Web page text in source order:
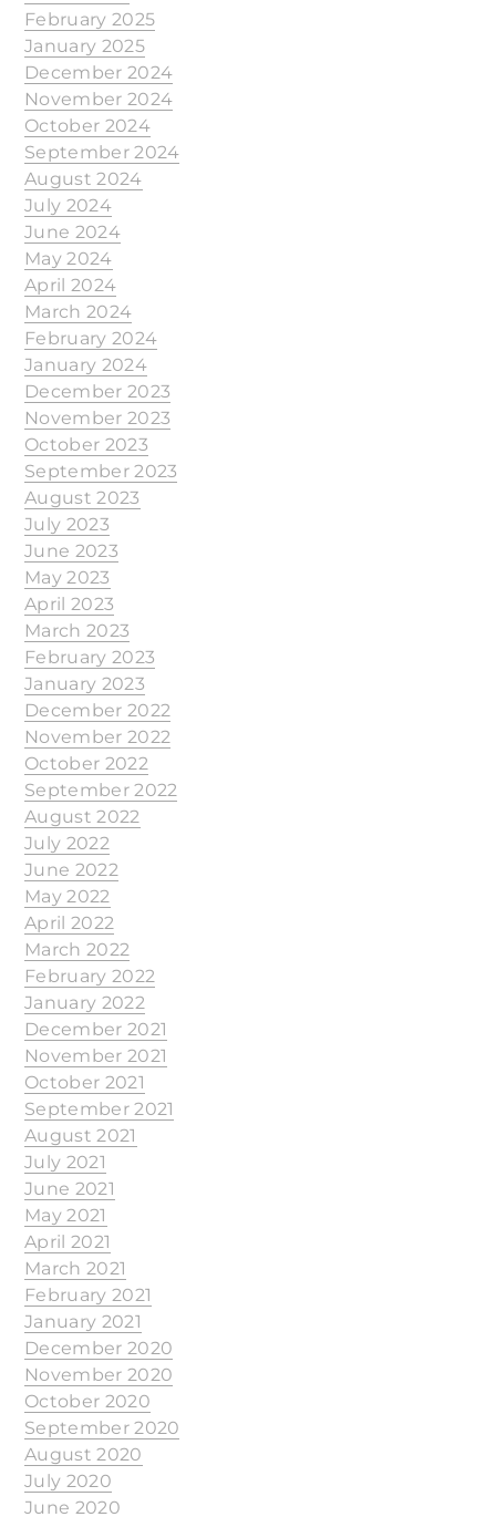
February 2025
January 2025
December 2024
November 2024
October 2024
September 2024
August 2024
July 2024
June 2024
May 2024
April 2024
March 2024
February 2024
January 2024
December 2023
November 2023
October 2023
September 2023
August 2023
July 2023
June 2023
May 2023
April 2023
March 2023
February 2023
January 2023
December 2022
November 2022
October 2022
September 2022
August 2022
July 2022
June 2022
May 2022
April 2022
March 2022
February 2022
January 2022
December 2021
November 2021
October 2021
September 2021
August 2021
July 2021
June 2021
May 2021
April 2021
March 2021
February 2021
January 2021
December 2020
November 2020
October 2020
September 2020
August 2020
July 2020
June 2020